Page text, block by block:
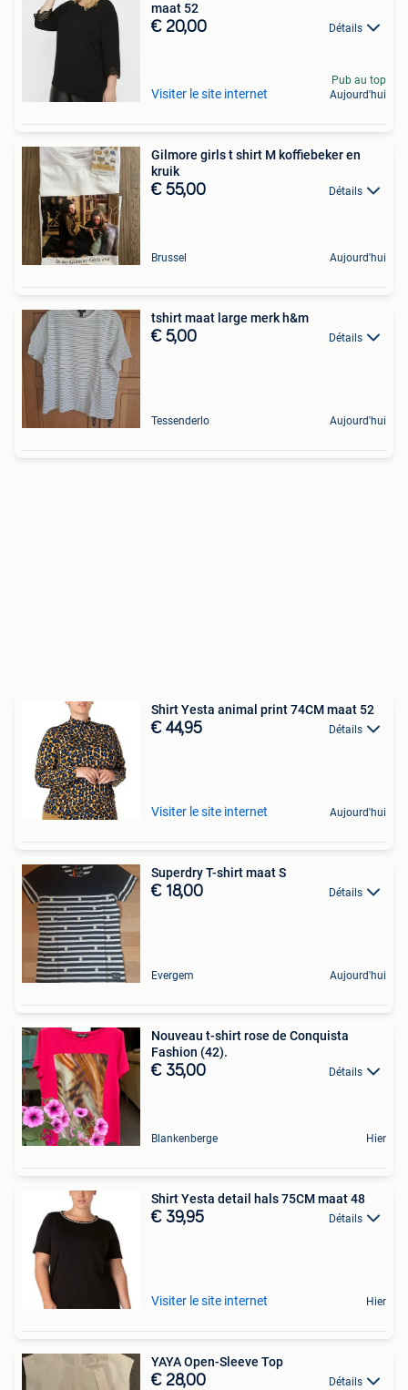
maat 52
€ 20,00 Détails
Visiter le site internet
Pub au top
Aujourd'hui
Gilmore girls t shirt M koffiebeker en
kruik
€ 55,00 Détails
Brussel Aujourd'hui
tshirt maat large merk h&m
€ 5,00 Détails
Tessenderlo Aujourd'hui
Shirt Yesta animal print 74CM maat 52
€ 44,95 Détails
Visiter le site internet Aujourd'hui
Superdry T-shirt maat S
€ 18,00 Détails
Evergem Aujourd'hui
Nouveau t-shirt rose de Conquista
Fashion (42).
€ 35,00 Détails
Blankenberge Hier
Shirt Yesta detail hals 75CM maat 48
€ 39,95 Détails
Visiter le site internet Hier
YAYA Open-Sleeve Top
€ 28,00 Détails